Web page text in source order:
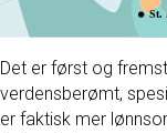
Det er først og
verdensberømt,
er faktisk mer